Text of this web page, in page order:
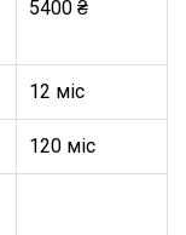
5400 ₴
12 міс
120 міс